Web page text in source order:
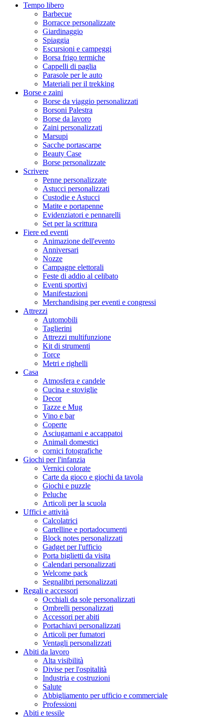
Tempo libero
Barbecue
Borracce personalizzate
Giardinaggio
Spiaggia
Escursioni e campeggi
Borsa frigo termiche
Cappelli di paglia
Parasole per le auto
Materiali per il trekking
Borse e zaini
Borse da viaggio personalizzati
Borsoni Palestra
Borse da lavoro
Zaini personalizzati
Marsupi
Sacche portascarpe
Beauty Case
Borse personalizzate
Scrivere
Penne personalizzate
Astucci personalizzati
Custodie e Astucci
Matite e portapenne
Evidenziatori e pennarelli
Set per la scrittura
Fiere ed eventi
Animazione dell'evento
Anniversari
Nozze
Campagne elettorali
Feste di addio al celibato
Eventi sportivi
Manifestazioni
Merchandising per eventi e congressi
Attrezzi
Automobili
Taglierini
Attrezzi multifunzione
Kit di strumenti
Torce
Metri e righelli
Casa
Atmosfera e candele
Cucina e stoviglie
Decor
Tazze e Mug
Vino e bar
Coperte
Asciugamani e accappatoi
Animali domestici
cornici fotografiche
Giochi per l'infanzia
Vernici colorate
Carte da gioco e giochi da tavola
Giochi e puzzle
Peluche
Articoli per la scuola
Uffici e attività
Calcolatrici
Cartelline e portadocumenti
Block notes personalizzati
Gadget per l'ufficio
Porta biglietti da visita
Calendari personalizzati
Welcome pack
Segnalibri personalizzati
Regali e accessori
Occhiali da sole personalizzati
Ombrelli personalizzati
Accessori per abiti
Portachiavi personalizzati
Articoli per fumatori
Ventagli personalizzati
Abiti da lavoro
Alta visibilità
Divise per l'ospitalità
Industria e costruzioni
Salute
Abbigliamento per ufficio e commerciale
Professioni
Abiti e tessile